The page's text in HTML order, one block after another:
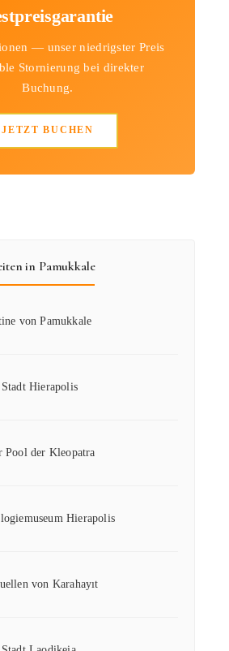
— unser niedrigster Preis
Stornierung bei direkter
Buchung.
JETZT BUCHEN
in Pamukkale
von Pamukkale
Hierapolis
Pool der Kleopatra
Hierapolis
von Karahayıt